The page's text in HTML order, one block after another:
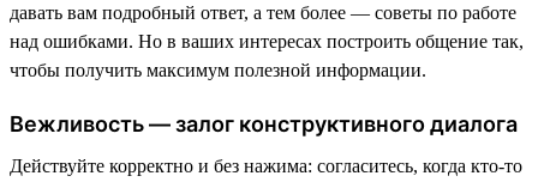
давать вам подробный ответ, а тем более — советы по работе
над ошибками. Но в ваших интересах построить общение так,
чтобы получить максимум полезной информации.
Вежливость — залог конструктивного диалога
Действуйте корректно и без нажима: согласитесь, когда кто-то